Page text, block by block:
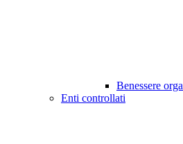
Benessere
Enti controllati